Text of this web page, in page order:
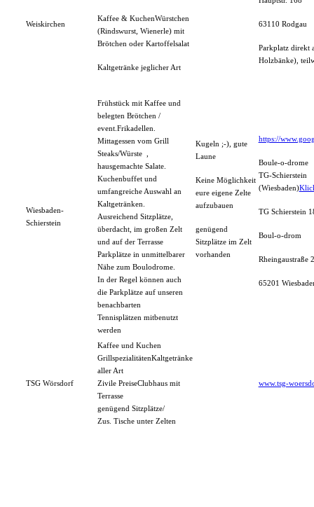
Weiskirchen
Kaffee & KuchenWürstchen
(Rindswurst, Wienerle) mit
Brötchen oder Kartoffelsalat
Kaltgetränke jeglicher Art
63110 Rodgau
Parkplatz direkt
Holzbänke),
Wiesbaden-
Schierstein
Frühstück mit Kaffee und
belegten Brötchen /
event.Frikadellen.
Mittagessen vom Grill
Steaks/Würste ,
hausgemachte Salate.
Kuchenbuffet und
umfangreiche Auswahl an
Kaltgetränken.
Ausreichend Sitzplätze,
überdacht, im großen Zelt
und auf der Terrasse
Parkplätze in unmittelbarer
Nähe zum Boulodrome.
In der Regel können auch
die Parkplätze auf unseren
benachbarten
Tennisplätzen mitbenutzt
werden
Kugeln ;-), gute
Laune
Keine Möglichkeit
eure eigene Zelte
aufzubauen
genügend
Sitzplätze im Zelt
vorhanden
https://
Boule-o-drome
TG-Schierstein
(Wiesbaden)
TG Schierstein
Boul-o-drom
Rheingaustraße
65201
TSG Wörsdorf
Kaffee und Kuchen
GrillspezialitätenKaltgetränke
aller Art
Zivile PreiseClubhaus mit
Terrasse
genügend Sitzplätze/
Zus. Tische unter Zelten
www.tsg-